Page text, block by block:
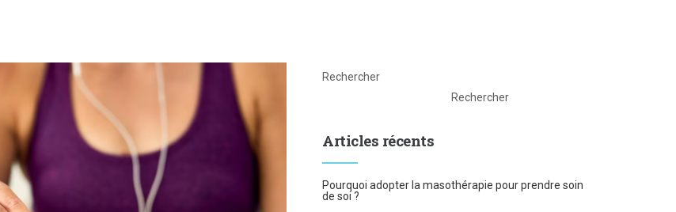
Rechercher
Rechercher
Articles récents
Pourquoi adopter la masothérapie pour prendre soin
de soi ?